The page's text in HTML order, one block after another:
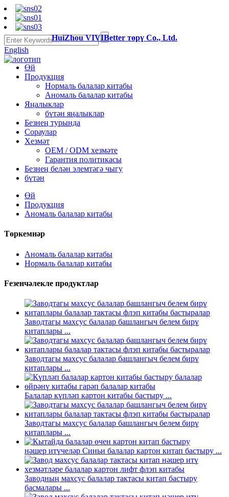
English
HuiZhou VIVIBetter төрү Co., Ltd.
Өй
Продукция
Нормаль балалар китабы
Аномаль балалар китабы
Яңалыклар
бүтән яңалыклар
Безнең турында
Сораулар
Хезмәт
OEM / ODM хезмәте
Гарантия политикасы
Безнең белән элемтәгә чыгу
бүтән
Өй
Продукция
Аномаль балалар китабы
Төркемнәр
Аномаль балалар китабы
Нормаль балалар китабы
Feзенчәлекле продуктлар
Заводтагы махсус балалар башлангыч белем бирү
китаплары ...
Заводтагы махсус балалар башлангыч белем бирү
китаплары ...
Балалар күпләп картон китабы бастыру ...
Заводтагы махсус балалар башлангыч белем бирү
китаплары ...
нәшер итүчеләр Синьи балалар картон китап бастыру ...
Заводның махсус балалар тактасы китап бастыру
басмалары ...